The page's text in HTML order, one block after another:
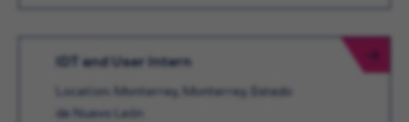
IDT and User Intern
Location: Monterrey, Monterrey, Estado
de Nuevo León